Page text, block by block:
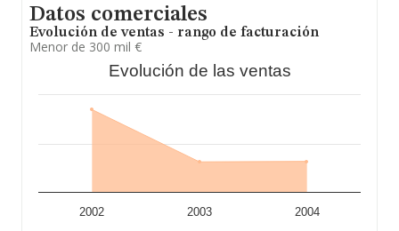
Datos comerciales
Evolución de ventas - rango de facturación
Menor de 300 mil €
Evolución de las ventas
2002 2003 2004